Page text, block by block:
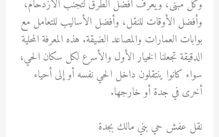
وكل مبنى، ويعرف أفضل الطرق لتجنب الازدحام،
وأفضل الأوقات للنقل، وأفضل الأساليب للتعامل مع
بوابات العمارات والمصاعد الضيقة. هذه المعرفة المحلية
الدقيقة تجعلنا الخيار الأول والأسرع لكل سكان الحي،
سواء كانوا ينتقلون داخل الحي نفسه أو إلى أحياء
أخرى في جدة أو خارجها.
نقل عفش حي بني مالك بجدة